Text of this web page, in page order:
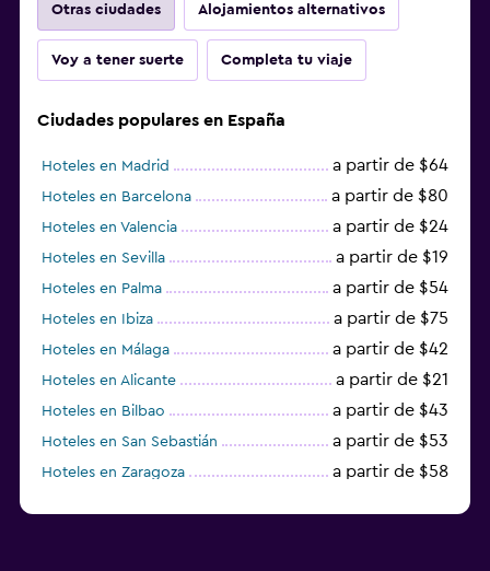
Otras ciudades Alojamientos alternativos
Voy a tener suerte Completa tu viaje
Ciudades populares en España
Hoteles en Madrid a partir de $64
Hoteles en Barcelona a partir de $80
Hoteles en Valencia a partir de $24
Hoteles en Sevilla a partir de $19
Hoteles en Palma a partir de $54
Hoteles en Ibiza a partir de $75
Hoteles en Málaga a partir de $42
Hoteles en Alicante a partir de $21
Hoteles en Bilbao a partir de $43
Hoteles en San Sebastián a partir de $53
Hoteles en Zaragoza a partir de $58